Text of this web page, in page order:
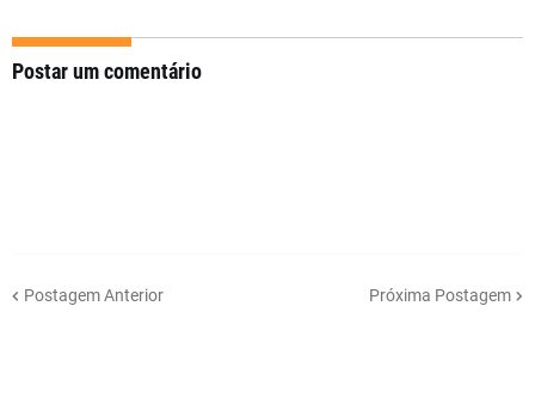
Postar um comentário
Postagem Anterior Próxima Postagem